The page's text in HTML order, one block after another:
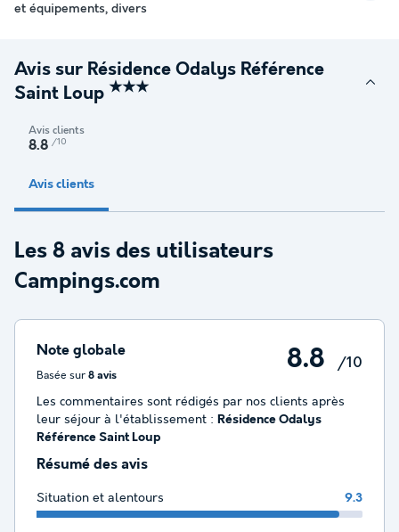
et équipements, divers
Avis sur Résidence Odalys Référence
Saint Loup ★★★
Avis clients
8.8 /10
Avis clients
Les 8 avis des utilisateurs
Campings.com
Note globale
Basée sur 8 avis
8.8 /10
Les commentaires sont rédigés par nos clients après
leur séjour à l'établissement : Résidence Odalys
Référence Saint Loup
Résumé des avis
Situation et alentours 9.3